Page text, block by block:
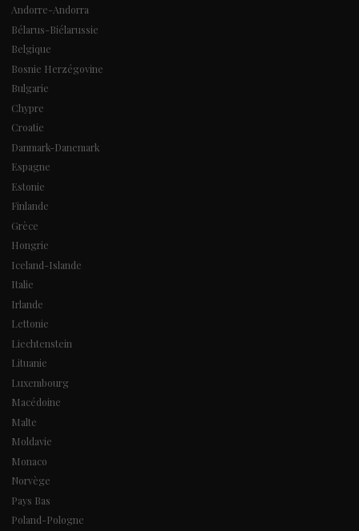
Andorre-Andorra
Bélarus-Biélarussie
Belgique
Bosnie Herzégovine
Bulgarie
Chypre
Croatie
Danmark-Danemark
Espagne
Estonie
Finlande
Grèce
Hongrie
Iceland-Islande
Italie
Irlande
Lettonie
Liechtenstein
Lituanie
Luxembourg
Macédoine
Malte
Moldavie
Monaco
Norvège
Pays Bas
Poland-Pologne